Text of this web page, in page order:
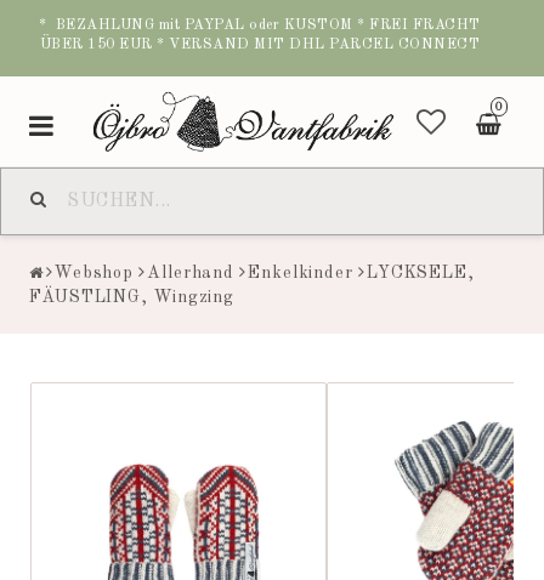
* BEZAHLUNG mit PAYPAL oder KUSTOM * FREI FRACHT
ÜBER 150 EUR * VERSAND MIT DHL PARCEL CONNECT
0
Toggle
navigation
Webshop Allerhand Enkelkinder
LYCKSELE,
FÄUSTLING, Wingzing